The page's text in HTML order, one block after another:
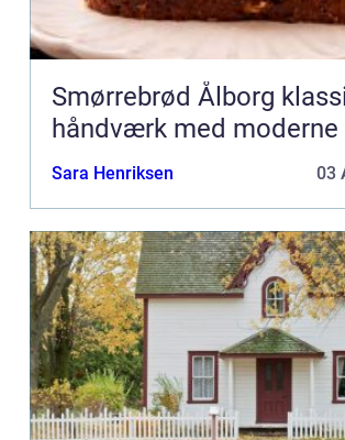
Smørrebrød Ålborg klassisk
håndværk med
Sara Henriksen 03